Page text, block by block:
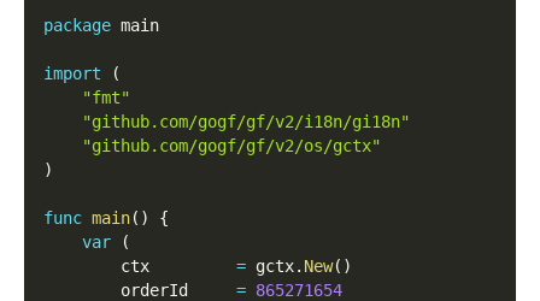
package main
import
(
"fmt"
"github.com/gogf/gf/v2/i18n/gi18n"
"github.com/gogf/gf/v2/os/gctx"
)
func main( )
{
var
(
        ctx
= gctx. New( )
        orderId
= 865271654